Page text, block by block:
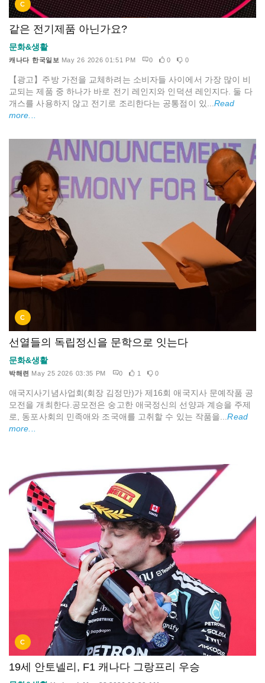
C
같은 전기제품 아닌가요?
문화&생활
캐나다 한국일보 May 26 2026 01:51 PM 0 0 0
【광고】주방 가전을 교체하려는 소비자들 사이에서 가장 많이 비
교되는 제품 중 하나가 바로 전기 레인지와 인덕션 레인지다. 둘 다
개스를 사용하지 않고 전기로 조리한다는 공통점이 있...Read
more...
C
선열들의 독립정신을 문학으로 잇는다
문화&생활
박해련 May 25 2026 03:35 PM 0 1 0
애국지사기념사업회(회장 김정만)가 제16회 애국지사 문예작품 공
모전을 개최한다.공모전은 숭고한 애국정신의 선양과 계승을 주제
로, 동포사회의 민족애와 조국애를 고취할 수 있는 작품을...Read
more...
C
19세 안토넬리, F1 캐나다 그랑프리 우승